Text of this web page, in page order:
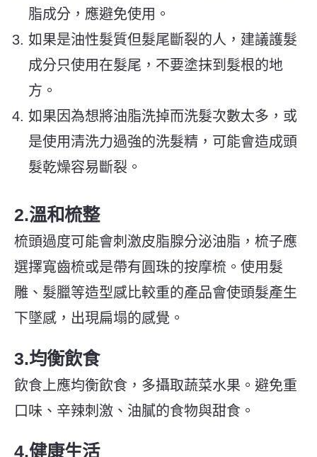
脂成分，應避免使用。
如果是油性髮質但髮尾斷裂的人，建議護髮
成分只使用在髮尾，不要塗抹到髮根的地
方。
如果因為想將油脂洗掉而洗髮次數太多，或
是使用清洗力過強的洗髮精，可能會造成頭
髮乾燥容易斷裂。
2.溫和梳整
梳頭過度可能會刺激皮脂腺分泌油脂，梳子應
選擇寬齒梳或是帶有圓珠的按摩梳。使用髮
雕、髮臘等造型感比較重的產品會使頭髮產生
下墜感，出現扁塌的感覺。
3.均衡飲食
飲食上應均衡飲食，多攝取蔬菜水果。避免重
口味、辛辣刺激、油膩的食物與甜食。
4.健康生活